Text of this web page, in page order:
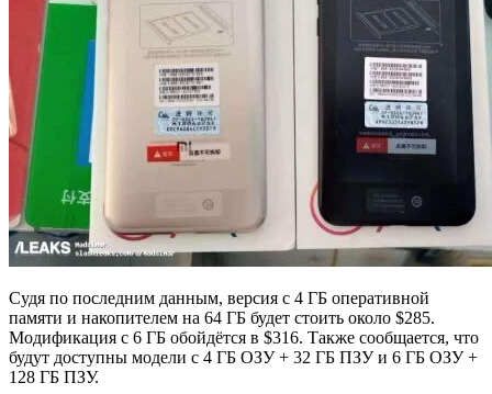
Судя по последним данным, версия с 4 ГБ оперативной
памяти и накопителем на 64 ГБ будет стоить около $285.
Модификация с 6 ГБ обойдётся в $316. Также сообщается, что
будут доступны модели с 4 ГБ ОЗУ + 32 ГБ ПЗУ и 6 ГБ ОЗУ +
128 ГБ ПЗУ.